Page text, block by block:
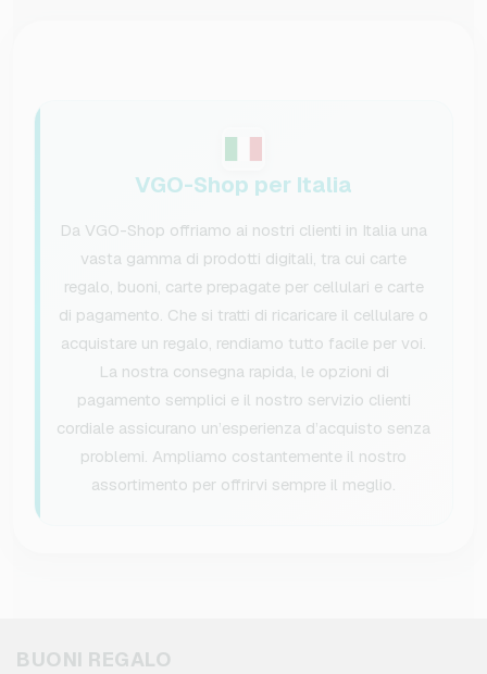
VGO-Shop per Italia
Da VGO-Shop offriamo ai nostri clienti in Italia una
vasta gamma di prodotti digitali, tra cui carte
regalo, buoni, carte prepagate per cellulari e carte
di pagamento. Che si tratti di ricaricare il cellulare o
acquistare un regalo, rendiamo tutto facile per voi.
La nostra consegna rapida, le opzioni di
pagamento semplici e il nostro servizio clienti
cordiale assicurano un’esperienza d’acquisto senza
problemi. Ampliamo costantemente il nostro
assortimento per offrirvi sempre il meglio.
BUONI REGALO